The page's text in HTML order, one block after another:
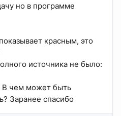
но в программе
красным, это
источника не было:
В чем может быть
Заранее спасибо